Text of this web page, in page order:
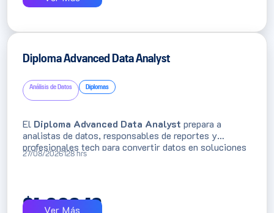
Diploma Advanced Data Analyst
Análisis de Datos Diplomas
El Diploma Advanced Data Analyst prepara a
analistas de datos, responsables de reportes y
profesionales tech para convertir datos en soluciones
visuales de negocio usando SQL Server, Power BI,
y narrativas ejecutivas aplicables a proyectos reales.
27/08/2026128 hrs
$ 1,093.13
Ver Más